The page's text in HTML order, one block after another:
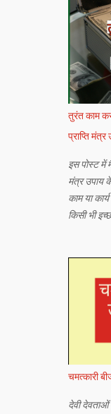
तुरंत काम
प्राप्ति मंत्र
इस पोस्ट में
मंत्र उपाय
काम या
किसी भी
चमत्कारी
देवी देवताओं